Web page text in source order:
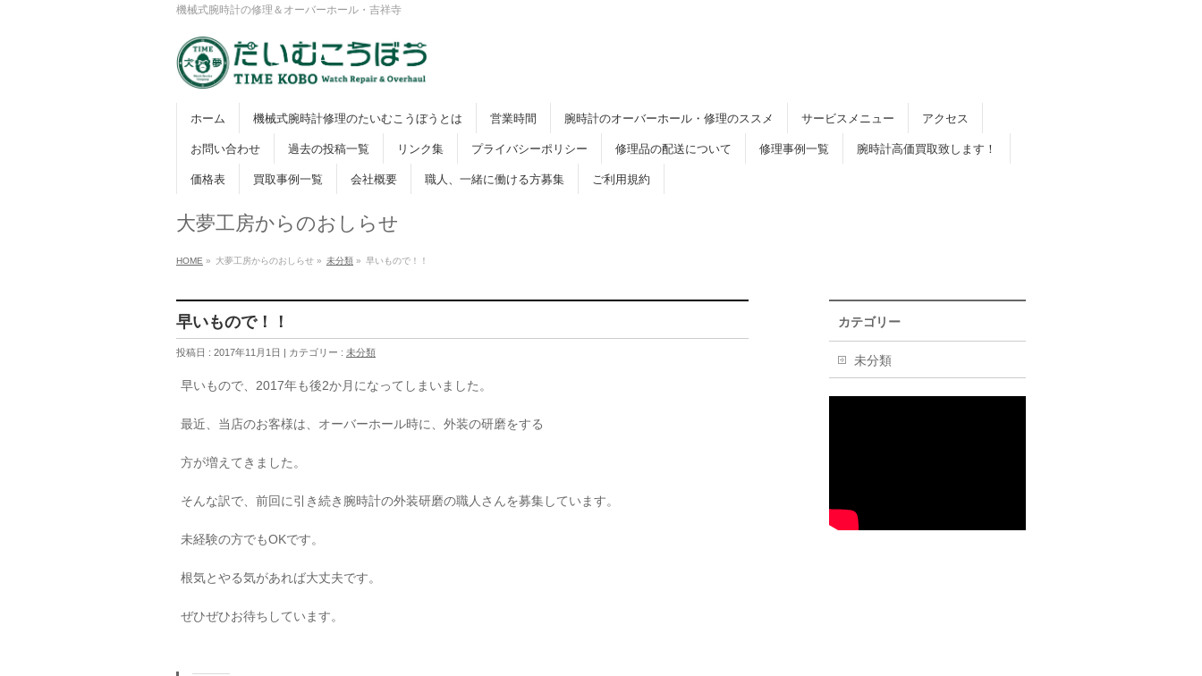
機械式腕時計の修理＆オーバーホール・吉祥寺
ホーム 機械式腕時計修理のたいむこうぼうとは 営業時間 腕時計のオーバーホール・修理のススメ サービスメニュー アクセス
お問い合わせ 過去の投稿一覧 リンク集 プライバシーポリシー 修理品の配送について 修理事例一覧 腕時計高価買取致します！
価格表 買取事例一覧 会社概要 職人、一緒に働ける方募集 ご利用規約
大夢工房からのおしらせ
HOME » 大夢工房からのおしらせ » 未分類 » 早いもので！！
早いもので！！
投稿日 : 2017年11月1日 | カテゴリー : 未分類
早いもので、2017年も後2か月になってしまいました。
最近、当店のお客様は、オーバーホール時に、外装の研磨をする
方が増えてきました。
そんな訳で、前回に引き続き腕時計の外装研磨の職人さんを募集しています。
未経験の方でもOKです。
根気とやる気があれば大丈夫です。
ぜひぜひお待ちしています。
カテゴリー
未分類